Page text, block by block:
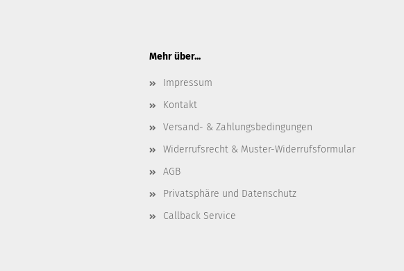
Mehr über...
Impressum
Kontakt
Versand- & Zahlungsbedingungen
Widerrufsrecht & Muster-Widerrufsformular
AGB
Privatsphäre und Datenschutz
Callback Service